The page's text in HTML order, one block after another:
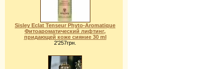
Sisley Eclat Tenseur Phyto-Aromatique
Фитоароматический лифтинг,
придающей коже сияние 30 ml
2'257грн.